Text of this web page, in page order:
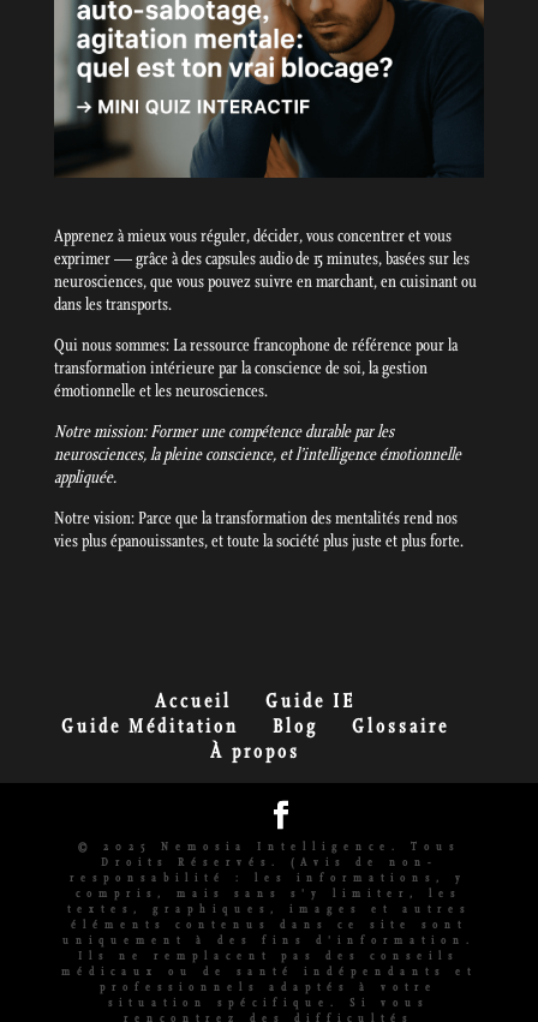
Apprenez à mieux vous réguler, décider, vous concentrer et vous
exprimer — grâce à des capsules audio de 15 minutes, basées sur les
neurosciences, que vous pouvez suivre en marchant, en cuisinant ou
dans les transports.
Qui nous sommes: La ressource francophone de référence pour la
transformation intérieure par la conscience de soi, la gestion
émotionnelle et les neurosciences.
Notre mission: Former une compétence durable par les
neurosciences, la pleine conscience, et l’intelligence émotionnelle
appliquée.
Notre vision: Parce que la transformation des mentalités rend nos
vies plus épanouissantes, et toute la société plus juste et plus forte.
Accueil
Guide IE
Guide Méditation
Blog
Glossaire
À propos
© 2025 Nemosia Intelligence. Tous
Droits Réservés. (Avis de non-
responsabilité : les informations, y
compris, mais sans s'y limiter, les
textes, graphiques, images et autres
éléments contenus dans ce site sont
uniquement à des fins d'information.
Ils ne remplacent pas des conseils
médicaux ou de santé indépendants et
professionnels adaptés à votre
situation spécifique. Si vous
rencontrez des difficultés